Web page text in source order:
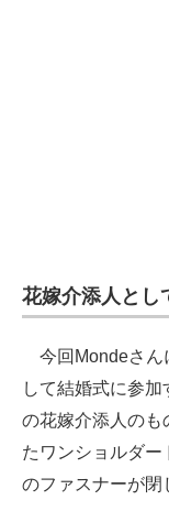
花嫁介添人とし
今回Mondeさん
して結婚式に参
の花嫁介添人のも
たワンショルダー
のファスナーが閉